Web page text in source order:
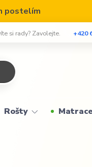
postelím
si rady? Zavolejte. +420
Rošty Matrace